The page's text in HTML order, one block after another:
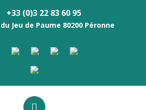
+33 (0)3 22 83 60 95
Jeu de Paume 80200 Péronne